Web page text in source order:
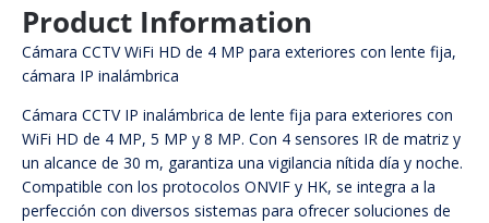
Product Information
Cámara CCTV WiFi HD de 4 MP para exteriores con lente fija,
cámara IP inalámbrica
Cámara CCTV IP inalámbrica de lente fija para exteriores con
WiFi HD de 4 MP, 5 MP y 8 MP. Con 4 sensores IR de matriz y
un alcance de 30 m, garantiza una vigilancia nítida día y noche.
Compatible con los protocolos ONVIF y HK, se integra a la
perfección con diversos sistemas para ofrecer soluciones de